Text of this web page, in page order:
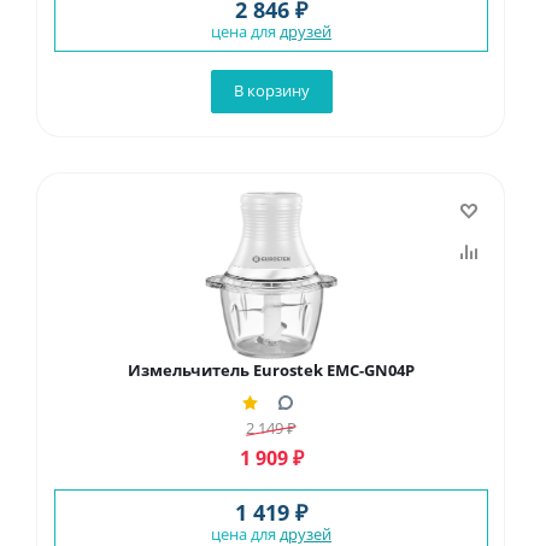
2 846 ₽
цена для друзей
В корзину
Измельчитель Eurostek EMC-GN04P
2 149₽
1 909₽
1 419 ₽
цена для друзей